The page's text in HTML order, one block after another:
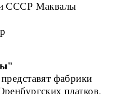
СССР Маквалы
фабрики
платков.